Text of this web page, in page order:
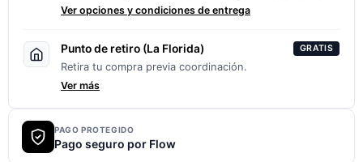
Ver opciones y condiciones de entrega
Punto de retiro (La Florida) GRATIS
Retira tu compra previa coordinación.
Ver más
PAGO PROTEGIDO
Pago seguro por Flow